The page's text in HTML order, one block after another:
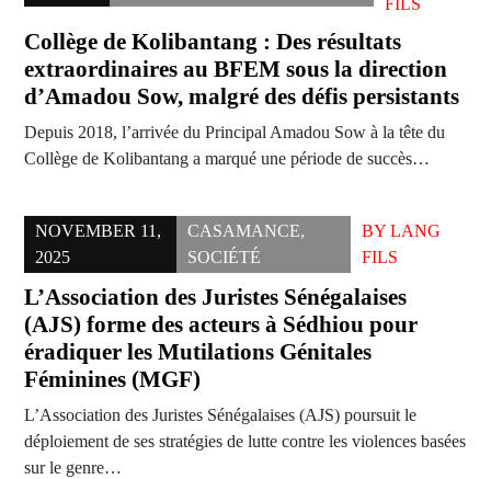
FILS
Collège de Kolibantang : Des résultats
extraordinaires au BFEM sous la direction
d’Amadou Sow, malgré des défis persistants
Depuis 2018, l’arrivée du Principal Amadou Sow à la tête du
Collège de Kolibantang a marqué une période de succès…
NOVEMBER 11,
2025
CASAMANCE,
SOCIÉTÉ
BYLANG
FILS
L’Association des Juristes Sénégalaises
(AJS) forme des acteurs à Sédhiou pour
éradiquer les Mutilations Génitales
Féminines (MGF)
L’Association des Juristes Sénégalaises (AJS) poursuit le
déploiement de ses stratégies de lutte contre les violences basées
sur le genre…